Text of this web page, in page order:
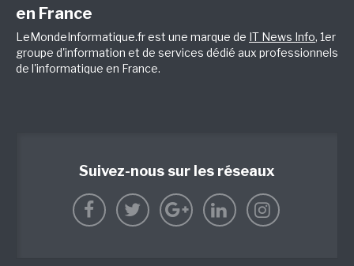
en France
LeMondeInformatique.fr est une marque de IT News Info, 1er
groupe d'information et de services dédié aux professionnels
de l'informatique en France.
Suivez-nous sur les réseaux